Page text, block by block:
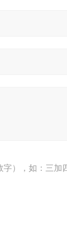
字），如：三加